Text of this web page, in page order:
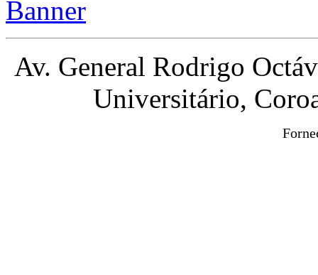
Av. General Rodrigo
Universitário,